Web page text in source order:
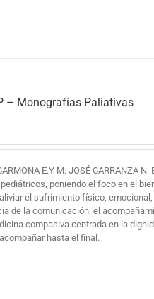
– Monografías Paliativas
E.Y M. JOSÉ CARRANZA N.
poniendo el foco en el
el sufrimiento físico,
de la comunicación, el
compasiva centrada en la
hasta el final.